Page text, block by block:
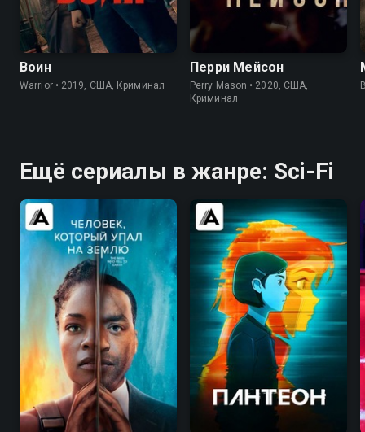
8.2 8.4
Воин
Warrior • 2019, США, Криминал
7.6
Перри Мейсон
Perry Mason • 2020, США,
Криминал
Ещё сериалы в жанре: Sci-Fi
7.5 7.2 8.5 8.5